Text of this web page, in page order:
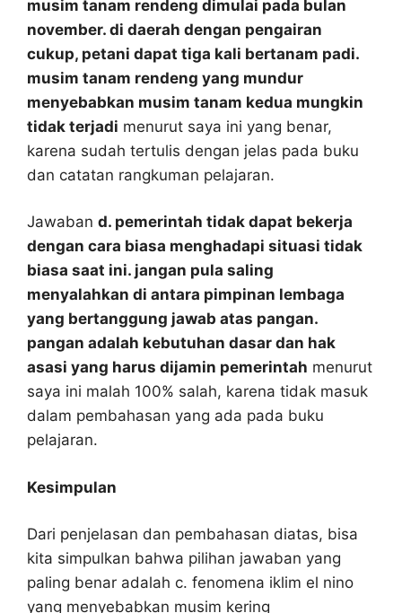
musim tanam rendeng dimulai pada bulan
november. di daerah dengan pengairan
cukup, petani dapat tiga kali bertanam padi.
musim tanam rendeng yang mundur
menyebabkan musim tanam kedua mungkin
tidak terjadi menurut saya ini yang benar,
karena sudah tertulis dengan jelas pada buku
dan catatan rangkuman pelajaran.
Jawaban d. pemerintah tidak dapat bekerja
dengan cara biasa menghadapi situasi tidak
biasa saat ini. jangan pula saling
menyalahkan di antara pimpinan lembaga
yang bertanggung jawab atas pangan.
pangan adalah kebutuhan dasar dan hak
asasi yang harus dijamin pemerintah menurut
saya ini malah 100% salah, karena tidak masuk
dalam pembahasan yang ada pada buku
pelajaran.
Kesimpulan
Dari penjelasan dan pembahasan diatas, bisa
kita simpulkan bahwa pilihan jawaban yang
paling benar adalah c. fenomena iklim el nino
yang menyebabkan musim kering